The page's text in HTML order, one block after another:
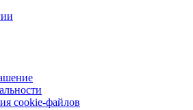
cookie-файлов